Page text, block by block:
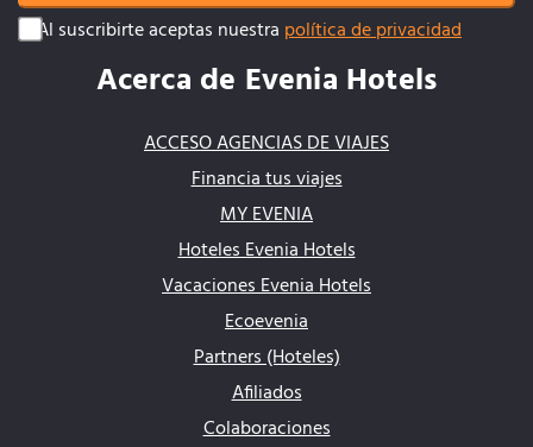
Al suscribirte aceptas nuestra política de privacidad
Acerca de Evenia Hotels
ACCESO AGENCIAS DE VIAJES
Financia tus viajes
MY EVENIA
Hoteles Evenia Hotels
Vacaciones Evenia Hotels
Ecoevenia
Partners (Hoteles)
Afiliados
Colaboraciones